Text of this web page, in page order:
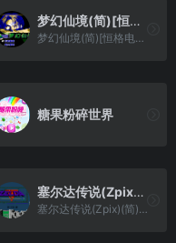
梦幻仙境(简)[恒格电子](CN)[RPG](8Mb)
梦幻仙境(简)[恒格电子](CN)[RPG](8Mb)
糖果粉碎世界
塞尔达传说(Zpix)(简)[小笨笨](US)[RPG](1Mb)
塞尔达传说(Zpix)(简)[小笨笨](US)[RPG](1Mb)